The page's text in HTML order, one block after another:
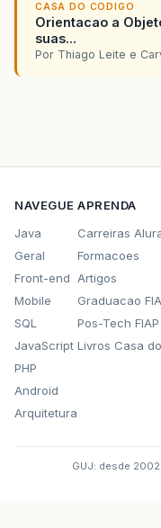
CASA DO CODIGO
Orientacao a
suas...
Por Thiago Leite e
NAVEGUE
Java
Geral
Front-end
Mobile
SQL
JavaScript
PHP
Android
Arquitetura
APRENDA
Carreiras
Formacoes
Artigos
Graduacao
Pos-Tech FIAP
Livros Casa
GUJ: desde 2002.